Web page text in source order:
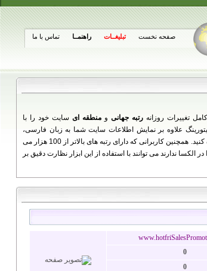
صفحه نخست تبلیغــات راهنمــا تماس با ما
تغییرات روزانه رتبه جهانی و منطقه ای سایت خود را با
از تغییرات روزانه شما ارائه می دهد را مشاهده کنید. همچنین کاربرانی که دارای رتبه های بالاتر از 100 هزار می
ندارند می توانند با استفاده از این ابزار نظارت دقیق بر
0
0